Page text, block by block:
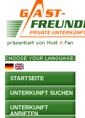
STARTSEITE
UNTERKUNFT SUCHEN
UNTERKUNFT
ANBIETEN